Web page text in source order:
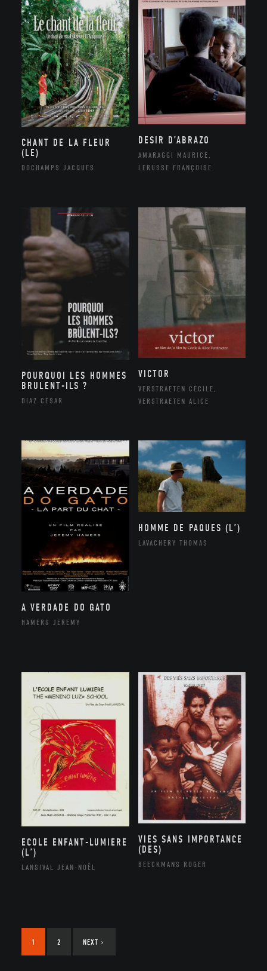
CHANT DE LA FLEUR
(LE)
DOCHAMPS JACQUES
DESIR D’ABRAZO
AMARAGGI MAURICE,
LERUSSE FRANÇOISE
POURQUOI LES HOMMES
BRULENT-ILS ?
DIAZ CÉSAR
VICTOR
VERSTRAETEN CÉCILE,
VERSTRAETEN ALICE
A VERDADE DO GATO
HAMERS JEREMY
HOMME DE PAQUES (L’)
LAVACHERY THOMAS
ECOLE ENFANT-LUMIERE
(L’)
LANSIVAL JEAN-NOËL
VIES SANS IMPORTANCE
(DES)
BEECKMANS ROGER
1 2 NEXT ›